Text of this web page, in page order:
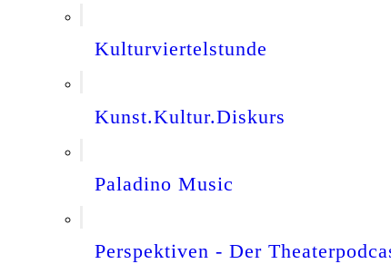
Kulturviertelstunde
Kunst.Kultur.Diskurs
Paladino Music
Perspektiven - Der